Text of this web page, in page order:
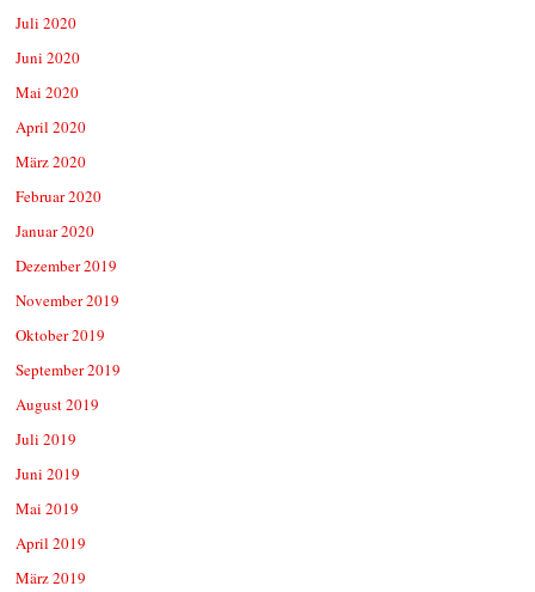
Juli 2020
Juni 2020
Mai 2020
April 2020
März 2020
Februar 2020
Januar 2020
Dezember 2019
November 2019
Oktober 2019
September 2019
August 2019
Juli 2019
Juni 2019
Mai 2019
April 2019
März 2019